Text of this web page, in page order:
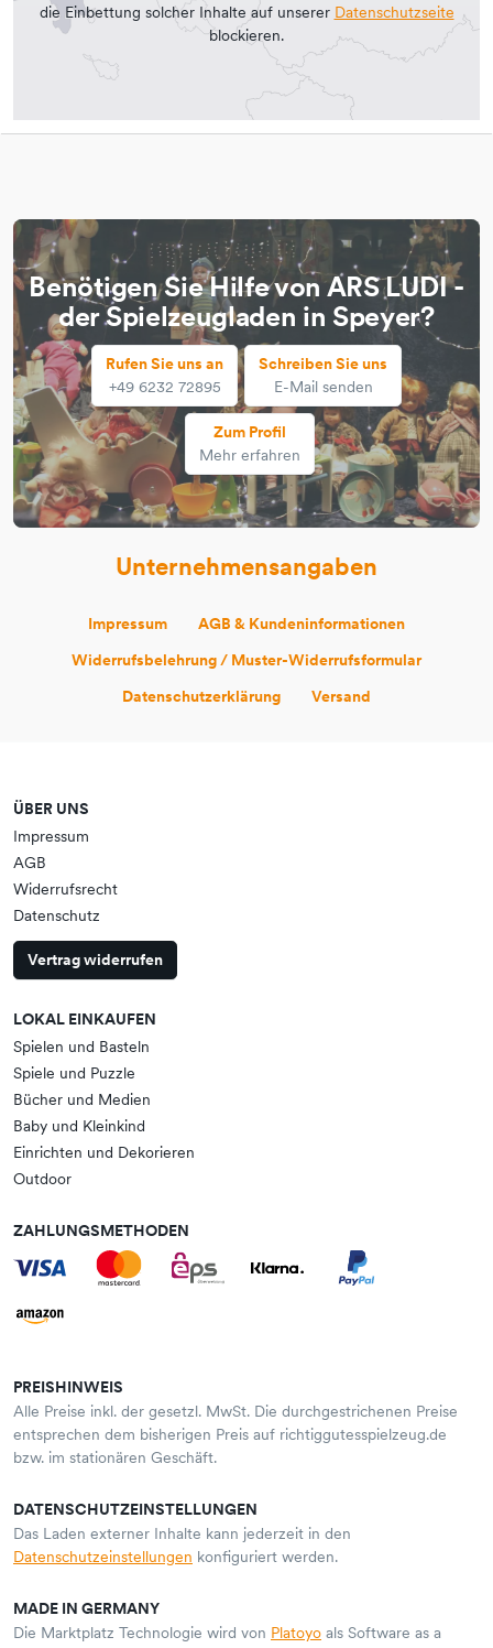
die Einbettung solcher Inhalte auf unserer Datenschutzseite
blockieren.
Benötigen Sie Hilfe von ARS LUDI -
der Spielzeugladen in Speyer?
Rufen Sie uns an
+49 6232 72895
Schreiben Sie uns
E-Mail senden
Zum Profil
Mehr erfahren
Unternehmensangaben
Impressum
AGB & Kundeninformationen
Widerrufsbelehrung / Muster-Widerrufsformular
Datenschutzerklärung
Versand
ÜBER UNS
Impressum
AGB
Widerrufsrecht
Datenschutz
Vertrag widerrufen
LOKAL EINKAUFEN
Spielen und Basteln
Spiele und Puzzle
Bücher und Medien
Baby und Kleinkind
Einrichten und Dekorieren
Outdoor
ZAHLUNGSMETHODEN
PREISHINWEIS
Alle Preise inkl. der gesetzl. MwSt. Die durchgestrichenen Preise
entsprechen dem bisherigen Preis auf richtiggutesspielzeug.de
bzw. im stationären Geschäft.
DATENSCHUTZEINSTELLUNGEN
Das Laden externer Inhalte kann jederzeit in den
Datenschutzeinstellungen konfiguriert werden.
MADE IN GERMANY
Die Marktplatz Technologie wird von Platoyo als Software as a